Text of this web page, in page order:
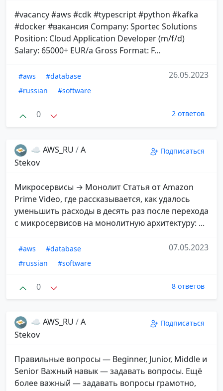
#vacancy #aws #cdk #typescript #python #kafka
#docker #вакансия Company: Sportec Solutions
Position: Cloud Application Developer (m/f/d)
Salary: 65000+ EUR/a Gross Format: F...
#aws
#database
#russian
#software
26.05.2023
0 2 ответов
☁️ AWS_RU /A
Stekov
Подписаться
Микросервисы → Монолит Статья от Amazon
Prime Video, где рассказывается, как удалось
уменьшить расходы в десять раз после перехода
с микросервисов на монолитную архитектуру: ...
#aws
#database
#russian
#software
07.05.2023
0 8 ответов
☁️ AWS_RU /A
Stekov
Подписаться
​​Правильные вопросы — Beginner, Junior, Middle и
Senior Важный навык — задавать вопросы. Ещё
более важный — задавать вопросы грамотно,